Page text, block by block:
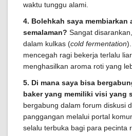
waktu tunggu alami.
4. Bolehkah saya membiarkan
semalaman? Sangat
dalam kulkas (cold fermentation
mencegah ragi bekerja terlalu
menghasilkan aroma roti yang
5. Di mana saya bisa
baker yang memiliki visi yang
bergabung dalam forum diskusi
panggangan melalui portal
selalu terbuka bagi para pecinta